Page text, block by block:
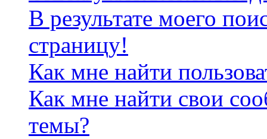
В результате моего
страницу!
Как мне найти
Как мне найти свои
темы?